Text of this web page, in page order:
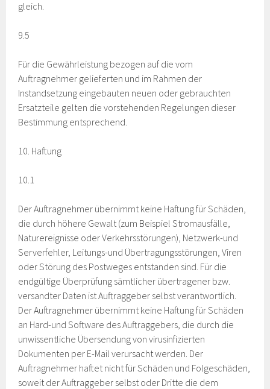
gleich.
9.5
Für die Gewährleistung bezogen auf die vom
Auftragnehmer gelieferten und im Rahmen der
Instandsetzung eingebauten neuen oder gebrauchten
Ersatzteile gelten die vorstehenden Regelungen dieser
Bestimmung entsprechend.
10. Haftung
10.1
Der Auftragnehmer übernimmt keine Haftung für Schäden,
die durch höhere Gewalt (zum Beispiel Stromausfälle,
Naturereignisse oder Verkehrsstörungen), Netzwerk-und
Serverfehler, Leitungs-und Übertragungsstörungen, Viren
oder Störung des Postweges entstanden sind. Für die
endgültige Überprüfung sämtlicher übertragener bzw.
versandter Daten ist Auftraggeber selbst verantwortlich.
Der Auftragnehmer übernimmt keine Haftung für Schäden
an Hard-und Software des Auftraggebers, die durch die
unwissentliche Übersendung von virusinfizierten
Dokumenten per E-Mail verursacht werden. Der
Auftragnehmer haftet nicht für Schäden und Folgeschäden,
soweit der Auftraggeber selbst oder Dritte die dem